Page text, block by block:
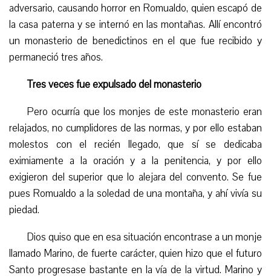
adversario, causando horror en Romualdo, quien escapó de
la casa paterna y se internó en las montañas. Allíencontró
un monasterio de benedictinos en el que fue recibido y
permaneció tres años.
Tres veces fue expulsado del monasterio
Pero ocurría que los monjes de este monasterio eran
relajados, no cumplidores de las normas, y por ello estaban
molestos con el recién llegado, que sí se dedicaba
eximiamente a la oración y a la penitencia, y por ello
exigieron del superior que lo alejara del convento. Se fue
pues Romualdo a la soledad de una montaña, y ahí vivía su
piedad.
Dios quiso que en esa situación encontrase a un monje
llamado Marino, de fuerte carácter, quien hizo que el futuro
Santo progresase bastante en la vía de la virtud. Marino y